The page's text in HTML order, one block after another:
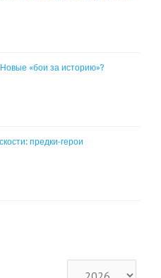
«бои за историю»?
предки-герои